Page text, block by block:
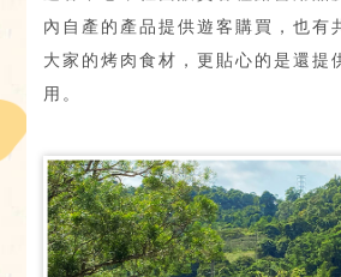
內自產的產品提供遊客購買，也有
大家的烤肉食材，更貼心的是還提
用。